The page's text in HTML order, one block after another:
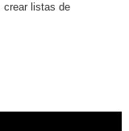
crear listas de